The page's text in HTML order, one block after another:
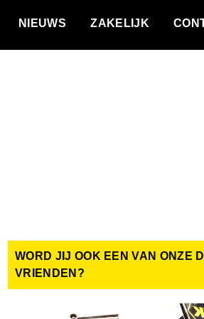
NIEUWS ZAKELIJK
WORD JIJ OOK EEN VAN ONZE
VRIENDEN?